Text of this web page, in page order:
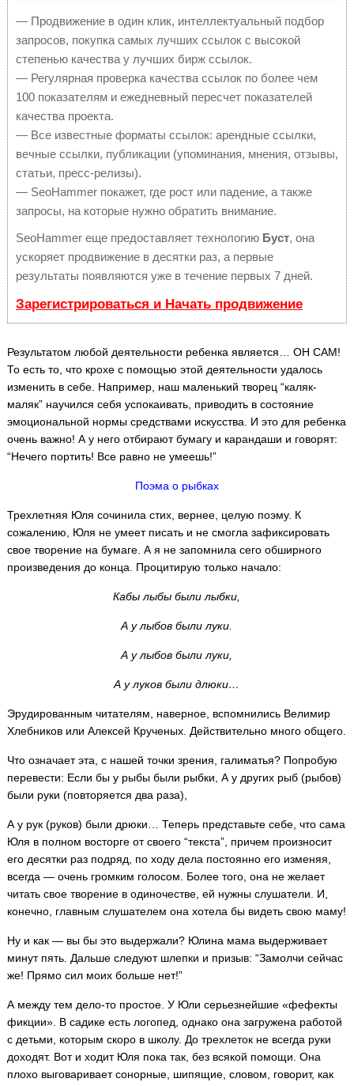
— Продвижение в один клик, интеллектуальный подбор
запросов, покупка самых лучших ссылок с высокой
степенью качества у лучших бирж ссылок.
— Регулярная проверка качества ссылок по более чем
100 показателям и ежедневный пересчет показателей
качества проекта.
— Все известные форматы ссылок: арендные ссылки,
вечные ссылки, публикации (упоминания, мнения, отзывы,
статьи, пресс-релизы).
— SeoHammer покажет, где рост или падение, а также
запросы, на которые нужно обратить внимание.
SeoHammer еще предоставляет технологию Буст, она
ускоряет продвижение в десятки раз, а первые
результаты появляются уже в течение первых 7 дней.
Зарегистрироваться и Начать продвижение
Результатом любой деятельности ребенка является… ОН САМ!
То есть то, что крохе с помощью этой деятельности удалось
изменить в себе. Например, наш маленький творец “каляк-
маляк” научился себя успокаивать, приводить в состояние
эмоциональной нормы средствами искусства. И это для ребенка
очень важно! А у него отбирают бумагу и карандаши и говорят:
“Нечего портить! Все равно не умеешь!”
Поэма о рыбках
Трехлетняя Юля сочинила стих, вернее, целую поэму. К
сожалению, Юля не умеет писать и не смогла зафиксировать
свое творение на бумаге. А я не запомнила сего обширного
произведения до конца. Процитирую только начало:
Кабы лыбы были лыбки,
А у лыбов были луки.
А у лыбов были луки,
А у луков были длюки…
Эрудированным читателям, наверное, вспомнились Велимир
Хлебников или Алексей Крученых. Действительно много общего.
Что означает эта, с нашей точки зрения, галиматья? Попробую
перевести: Если бы у рыбы были рыбки, А у других рыб (рыбов)
были руки (повторяется два раза),
А у рук (руков) были дрюки… Теперь представьте себе, что сама
Юля в полном восторге от своего “текста”, причем произносит
его десятки раз подряд, по ходу дела постоянно его изменяя,
всегда — очень громким голосом. Более того, она не желает
читать свое творение в одиночестве, ей нужны слушатели. И,
конечно, главным слушателем она хотела бы видеть свою маму!
Ну и как — вы бы это выдержали? Юлина мама выдерживает
минут пять. Дальше следуют шлепки и призыв: “Замолчи сейчас
же! Прямо сил моих больше нет!”
А между тем дело-то простое. У Юли серьезнейшие «фефекты
фикции». В садике есть логопед, однако она загружена работой
с детьми, которым скоро в школу. До трехлеток не всегда руки
доходят. Вот и ходит Юля пока так, без всякой помощи. Она
плохо выговаривает сонорные, шипящие, словом, говорит, как